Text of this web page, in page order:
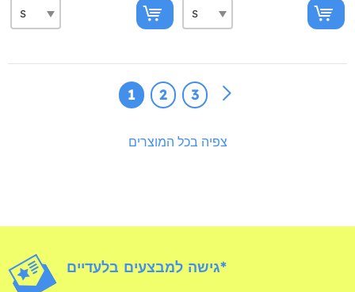
1 2 3
צפיה בכל המוצרים
גישה למבצעים בלעדיים*